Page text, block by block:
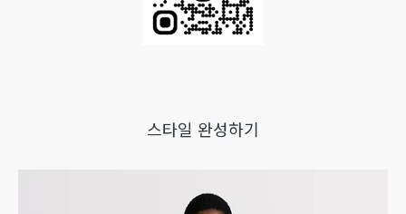
스타일 완성하기